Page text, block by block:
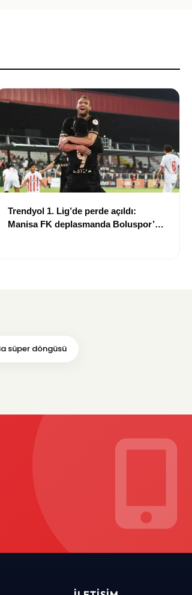
Trendyol 1. Lig’de perde açıldı:
Manisa FK deplasmanda Boluspor’u
süper döngüsü